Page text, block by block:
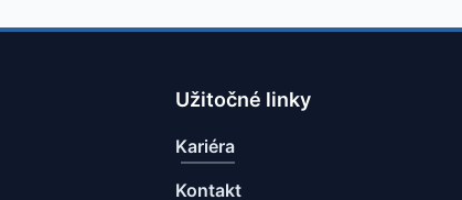
Užitočné linky
Kariéra
Kontakt